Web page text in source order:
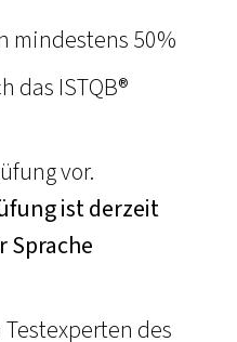
mindestens 50%
das ISTQB®
vor.
ist derzeit
Sprache
des